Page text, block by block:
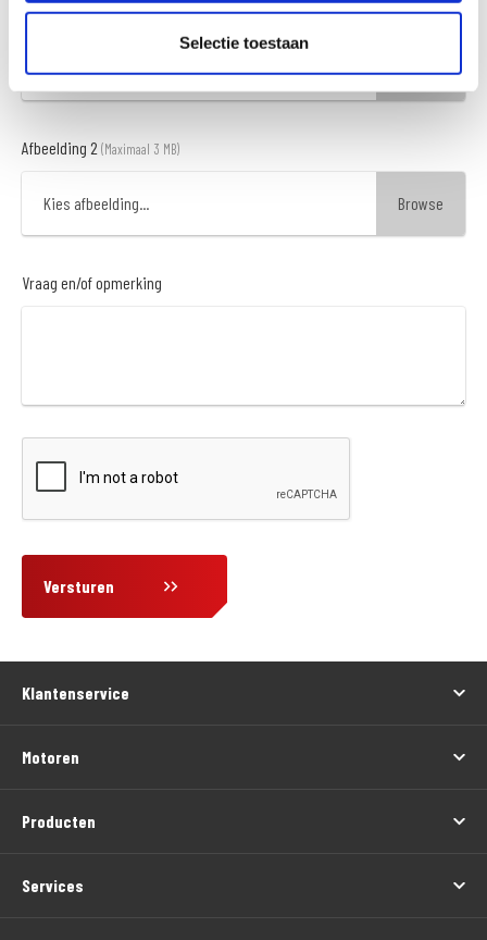
Selectie toestaan
Afbeelding 1(Maximaal 3 MB)
Kies afbeelding...
Afbeelding 2 (Maximaal 3 MB)
Kies afbeelding...
Vraag en/of opmerking
Versturen
Klantenservice
Motoren
Producten
Services